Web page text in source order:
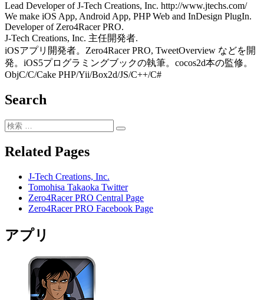
ゲ
ー
シ
ョ
ン
Lead Developer of J-Tech Creations, Inc. http://www.jtechs.com/
We make iOS App, Android App, PHP Web and InDesign PlugIn.
Developer of Zero4Racer PRO.
J-Tech Creations, Inc. 主任開発者.
iOSアプリ開発者。Zero4Racer PRO, TweetOverview などを開
発。iOS5プログラミングブックの執筆。cocos2d本の監修。
ObjC/C/Cake PHP/Yii/Box2d/JS/C++/C#
Search
検
検
Related Pages
J-Tech Creations, Inc.
Tomohisa Takaoka Twitter
Zero4Racer PRO Central Page
Zero4Racer PRO Facebook Page
アプリ